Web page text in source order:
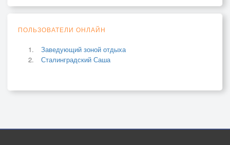
ПОЛЬЗОВАТЕЛИ ОНЛАЙН
Заведующий зоной отдыха
Сталинградский Саша